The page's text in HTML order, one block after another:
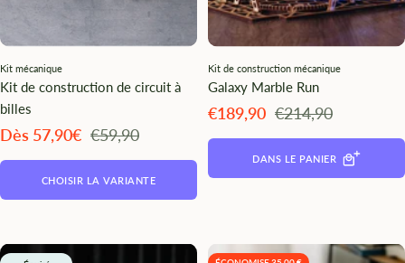
Kit mécanique
Kit de construction de circuit à
billes
Angebotspreis
Dès 57,90€ Regulärer
€59,90
CHOISIR LA VARIANTE
Kit de construction mécanique
Galaxy Marble Run
Angebotspreis
€189,90 Regulärer
€214,90
DANS LE PANIER